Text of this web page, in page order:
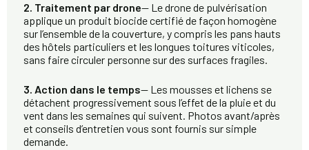
2. Traitement par drone— Le drone de pulvérisation
applique un produit biocide certifié de façon homogène
sur l’ensemble de la couverture, y compris les pans hauts
des hôtels particuliers et les longues toitures viticoles,
sans faire circuler personne sur des surfaces fragiles.
3. Action dans le temps— Les mousses et lichens se
détachent progressivement sous l’effet de la pluie et du
vent dans les semaines qui suivent. Photos avant/après
et conseils d’entretien vous sont fournis sur simple
demande.